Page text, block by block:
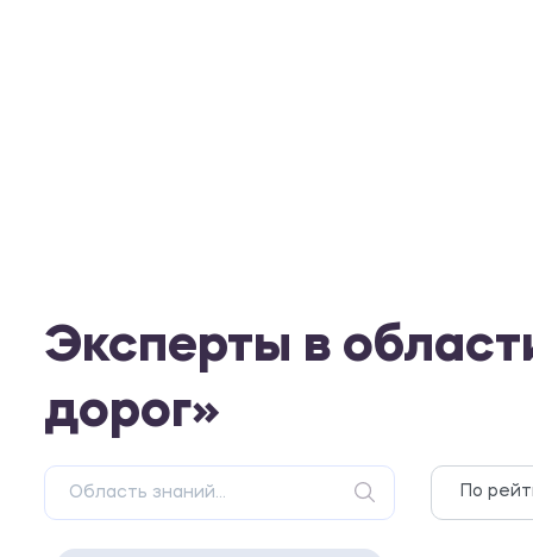
Эксперты в
дорог»